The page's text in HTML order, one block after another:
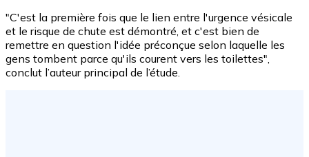
"C'est la première fois que le lien entre l'urgence vésicale
et le risque de chute est démontré, et c'est bien de
remettre en question l'idée préconçue selon laquelle les
gens tombent parce qu'ils courent vers les toilettes",
conclut l’auteur principal de l’étude.